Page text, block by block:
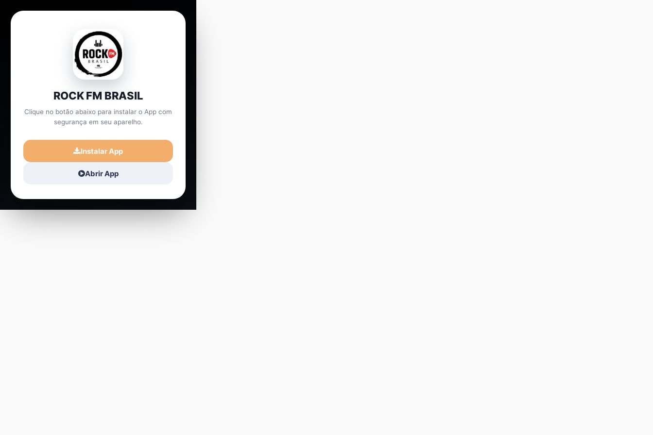
ROCK FM BRASIL
Clique no botão abaixo para instalar o App com
segurança em seu aparelho.
Instalar App
Abrir App